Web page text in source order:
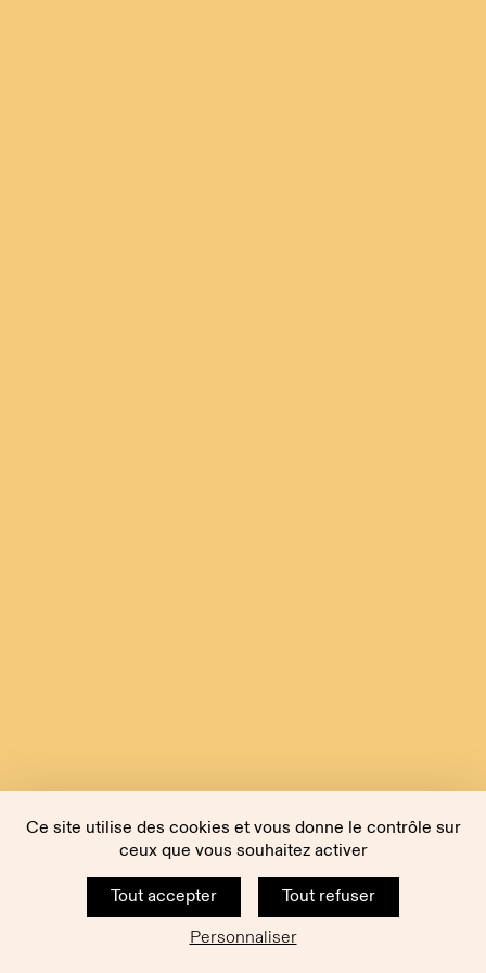
Ce site utilise des cookies et vous donne le contrôle sur
ceux que vous souhaitez activer
Tout accepter
Tout refuser
Personnaliser